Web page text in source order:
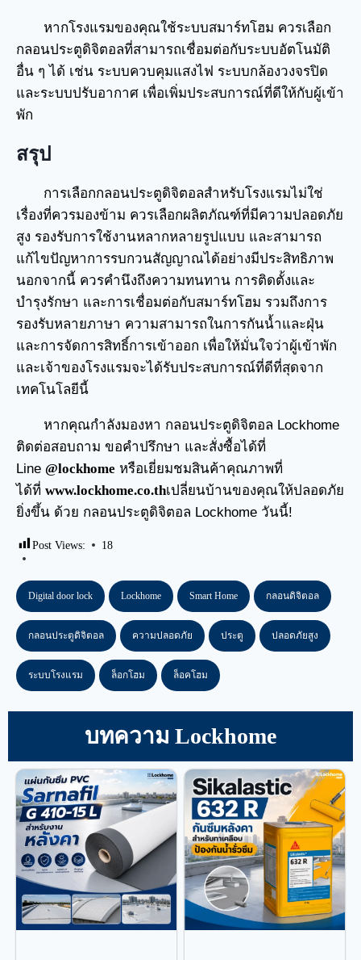
หากโรงแรมของคุณใช้ระบบสมาร์ทโฮม ควรเลือก
กลอนประตูดิจิตอลที่สามารถเชื่อมต่อกับระบบอัตโนมัติ
อื่น ๆ ได้ เช่น ระบบควบคุมแสงไฟ ระบบกล้องวงจรปิด
และระบบปรับอากาศ เพื่อเพิ่มประสบการณ์ที่ดีให้กับผู้เข้า
พัก
สรุป
การเลือกกลอนประตูดิจิตอลสำหรับโรงแรมไม่ใช่
เรื่องที่ควรมองข้าม ควรเลือกผลิตภัณฑ์ที่มีความปลอดภัย
สูง รองรับการใช้งานหลากหลายรูปแบบ และสามารถ
แก้ไขปัญหาการรบกวนสัญญาณได้อย่างมีประสิทธิภาพ
นอกจากนี้ ควรคำนึงถึงความทนทาน การติดตั้งและ
บำรุงรักษา และการเชื่อมต่อกับสมาร์ทโฮม รวมถึงการ
รองรับหลายภาษา ความสามารถในการกันน้ำและฝุ่น
และการจัดการสิทธิ์การเข้าออก เพื่อให้มั่นใจว่าผู้เข้าพัก
และเจ้าของโรงแรมจะได้รับประสบการณ์ที่ดีที่สุดจาก
เทคโนโลยีนี้
หากคุณกำลังมองหา กลอนประตูดิจิตอล Lockhome
ติดต่อสอบถาม ขอคำปรึกษา และสั่งซื้อได้ที่
Line @lockhome หรือเยี่ยมชมสินค้าคุณภาพที่
ได้ที่ www.lockhome.co.thเปลี่ยนบ้านของคุณให้ปลอดภัย
ยิ่งขึ้น ด้วย กลอนประตูดิจิตอล Lockhome วันนี้!
Post Views: 18
Digital door lock Lockhome Smart Home กลอนดิจิตอล
กลอนประตูดิจิตอล ความปลอดภัย ประตู ปลอดภัยสูง
ระบบโรงแรม ล็อกโฮม ล็อคโฮม
บทความ Lockhome